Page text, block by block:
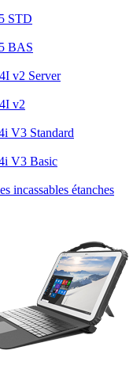
STD
BAS
v2 Server
v2
V3 Standard
V3 Basic